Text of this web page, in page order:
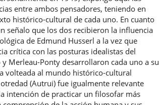
entre ambos pensadores, teniendo en
histórico-cultural de cada uno. En cuanto
señalo que los dos recibieron la influencia
de Edmund Husserl a la vez que
crítica con las posturas idealistas del
Merleau-Ponty desarrollaron cada uno a su
volteada al mundo histórico-cultural
(Autrui) fue igualmente relevante
intención de practicar un filosofar más